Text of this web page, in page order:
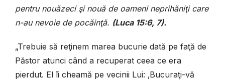
pentru nouăzeci şi nouă de oameni neprihăniţi care
n-au nevoie de pocăinţă. (Luca 15:6, 7).
„Trebuie să reţinem marea bucurie dată pe faţă de
Păstor atunci când a recuperat ceea ce era
pierdut. El îi cheamă pe vecinii Lui: ‚Bucuraţi-vă